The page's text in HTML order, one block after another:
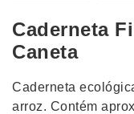
Caderneta
Caneta
Caderneta
arroz. Contém